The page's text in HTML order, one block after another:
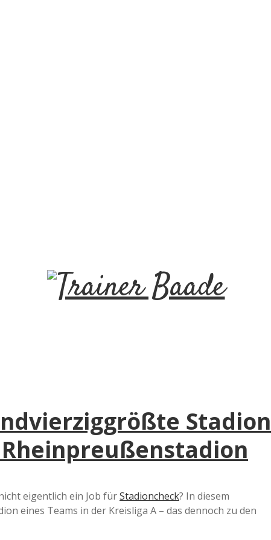
T
n
e
r
Stadion
eigentlich ein Job fürStadioncheck? In diesem
eines Teams in der Kreisliga A – das dennoch zu den